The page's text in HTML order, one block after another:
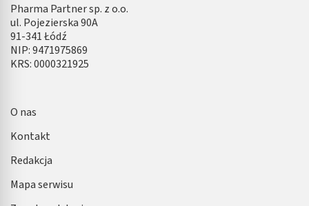
Pharma Partner sp. z o.o.
ul. Pojezierska 90A
91-341 Łódź
NIP: 9471975869
KRS: 0000321925
O nas
Kontakt
Redakcja
Mapa serwisu